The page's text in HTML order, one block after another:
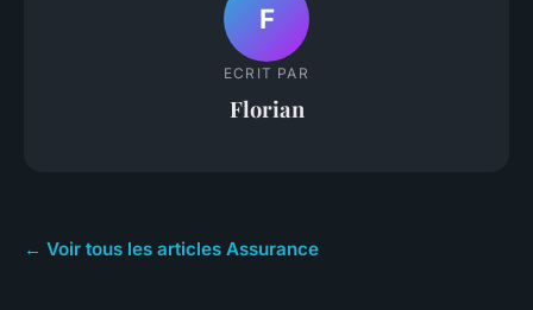
F
ECRIT PAR
Florian
← Voir tous les articles Assurance